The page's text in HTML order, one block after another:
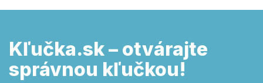
Kľučka.sk – otvárajte
správnou kľučkou!